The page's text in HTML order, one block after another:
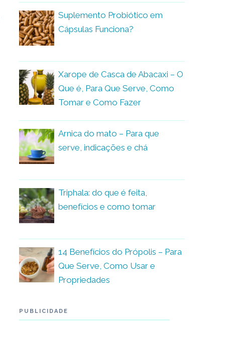
Suplemento Probiótico em
Cápsulas Funciona?
Xarope de Casca de Abacaxi – O
Que é, Para Que Serve, Como
Tomar e Como Fazer
Arnica do mato – Para que
serve, indicações e chá
Triphala: do que é feita,
benefícios e como tomar
14 Benefícios do Própolis – Para
Que Serve, Como Usar e
Propriedades
PUBLICIDADE